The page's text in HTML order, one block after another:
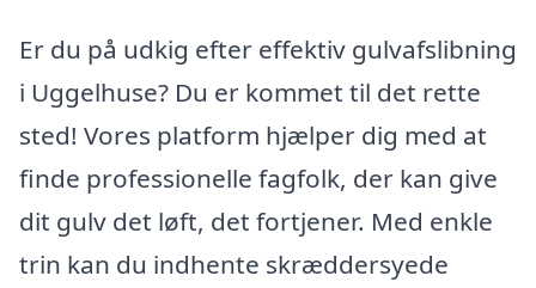
Er du på udkig efter effektiv gulvafslibning
i Uggelhuse? Du er kommet til det rette
sted! Vores platform hjælper dig med at
finde professionelle fagfolk, der kan give
dit gulv det løft, det fortjener. Med enkle
trin kan du indhente skræddersyede